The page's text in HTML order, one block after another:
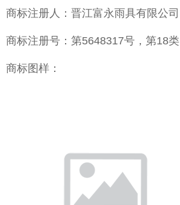
商标注册人：晋江富永雨具有限公司
商标注册号：第5648317号，第18类
商标图样：